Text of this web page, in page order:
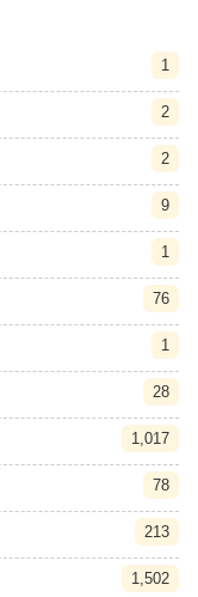
1
2
2
9
1
76
1
28
1,017
78
213
1,502